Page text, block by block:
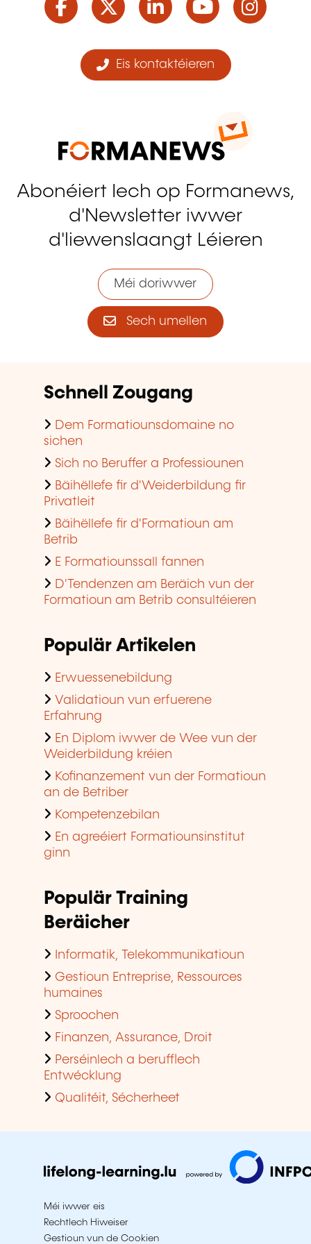
Eis kontaktéieren
Abonéiert Iech op Formanews,
d'Newsletter iwwer
d'liewenslaangt Léieren
Méi doriwwer
Sech umellen
Schnell Zougang
Dem Formatiounsdomaine no
sichen
Sich no Beruffer a Professiounen
Bäihëllefe fir d'Weiderbildung fir
Privatleit
Bäihëllefe fir d'Formatioun am
Betrib
E Formatiounssall fannen
D'Tendenzen am Beräich vun der
Formatioun am Betrib consultéieren
Populär Artikelen
Erwuessenebildung
Validatioun vun erfuerene
Erfahrung
En Diplom iwwer de Wee vun der
Weiderbildung kréien
Kofinanzement vun der Formatioun
an de Betriber
Kompetenzebilan
En agreéiert Formatiounsinstitut
ginn
Populär Training
Beräicher
Informatik, Telekommunikatioun
Gestioun Entreprise, Ressources
humaines
Sproochen
Finanzen, Assurance, Droit
Perséinlech a berufflech
Entwécklung
Qualitéit, Sécherheet
Méi iwwer eis
Rechtlech Hiweiser
Gestioun vun de Cookien